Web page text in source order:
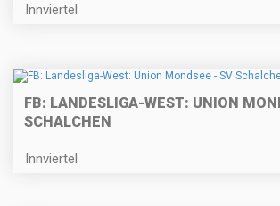
Innviertel
FB: LANDESLIGA-WEST: UNION
SCHALCHEN
Innviertel